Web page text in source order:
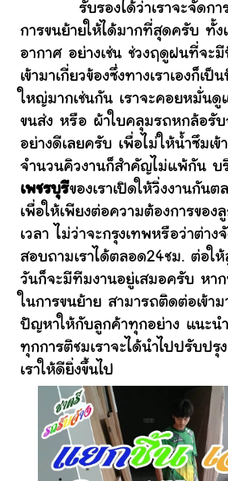
รับรองได้ว่าเราจะจัดการ
การขนย้ายให้ได้มากที่สุดครับ ทั้
อากาศ อย่างเช่น ช่วงฤดูฝนที่จะ
เข้ามาเกี่ยวข้องซึ่งทางเราเองก็เ
ใหญ่มากเช่นกัน เราจะคอยหมั่น
ขนส่ง หรือ ผ้าใบคลุมรถหกล้อรับ
อย่างดีเลยครับ เพื่อไม่ให้น้ำซึมเข้
จำนวนคิวงานก็สำคัญไม่แพ้กัน บ
เพชรบุรีของเราเปิดให้วิ่งงานกัน
เพื่อให้เพียงต่อความต้องการขอ
เวลา ไม่ว่าจะกรุงเทพหรือว่าต่า
สอบถามเราได้ตลอด24ชม. ต่อใ
วันก็จะมีทีมงานอยู่เสมอครับ หา
ในการขนย้าย สามารถติดต่อเข้าม
ปัญหาให้กับลูกค้าทุกอย่าง แนะน
ทุกการติชมเราจะได้นำไปปรับปรุ
เราให้ดียิ่งขึ้นไป